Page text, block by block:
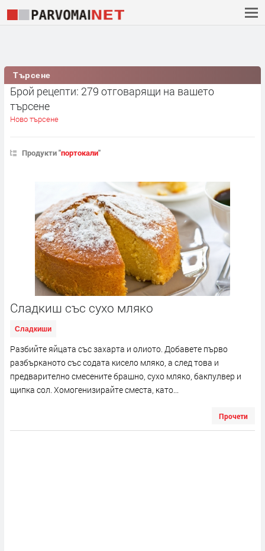
Търсене
Брой рецепти: 279 отговарящи на вашето
търсене
Ново търсене
Продукти "портокали"
Сладкиш със сухо мляко
Сладкиши
Разбийте яйцата със захарта и олиото. Добавете първо
разбърканото със содата кисело мляко, а след това и
предварително смесените брашно, сухо мляко, бакпулвер и
щипка сол. Хомогенизирайте сместа, като...
Прочети